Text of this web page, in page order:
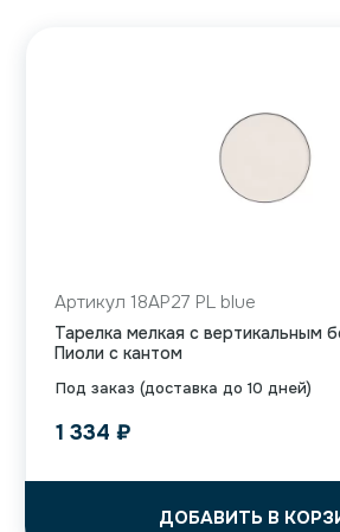
Под заказ (доставка до 10 дней)
Артикул 18AP27 PL blue
Тарелка мелкая с вертикальным
Пиоли с кантом
1 334 ₽
ДОБАВИТЬ В